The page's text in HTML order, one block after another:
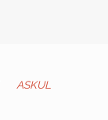
ASKUL